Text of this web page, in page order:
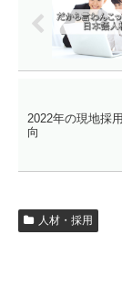
2022年の現地採
向
人材・採用